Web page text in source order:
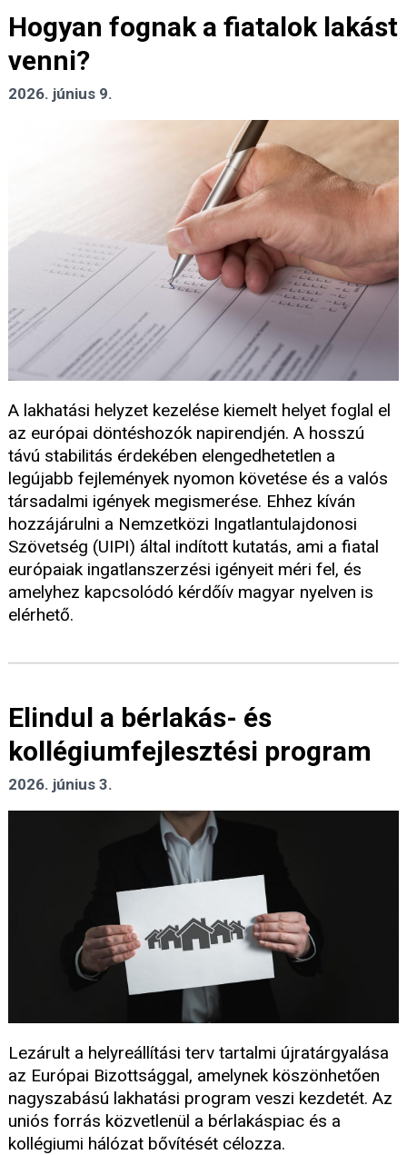
Hogyan fognak a fiatalok lakást
venni?
2026. június 9.
A lakhatási helyzet kezelése kiemelt helyet foglal el
az európai döntéshozók napirendjén. A hosszú
távú stabilitás érdekében elengedhetetlen a
legújabb fejlemények nyomon követése és a valós
társadalmi igények megismerése. Ehhez kíván
hozzájárulni a Nemzetközi Ingatlantulajdonosi
Szövetség (UIPI) által indított kutatás, ami a fiatal
európaiak ingatlanszerzési igényeit méri fel, és
amelyhez kapcsolódó kérdőív magyar nyelven is
elérhető.
Elindul a bérlakás- és
kollégiumfejlesztési program
2026. június 3.
Lezárult a helyreállítási terv tartalmi újratárgyalása
az Európai Bizottsággal, amelynek köszönhetően
nagyszabású lakhatási program veszi kezdetét. Az
uniós forrás közvetlenül a bérlakáspiac és a
kollégiumi hálózat bővítését célozza.